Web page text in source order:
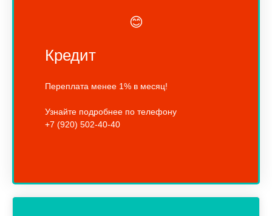
😊
Кредит
Переплата менее 1% в месяц!
Узнайте подробнее по телефону
+7 (920) 502-40-40